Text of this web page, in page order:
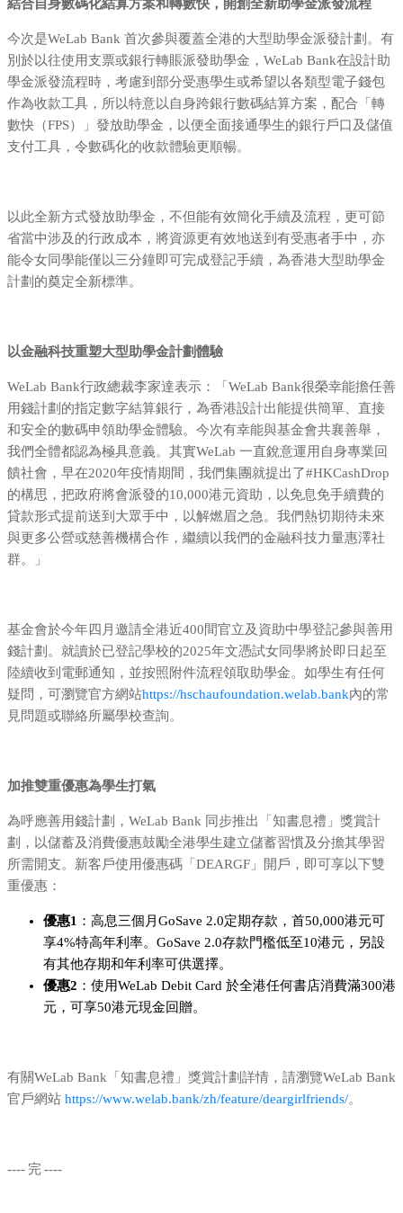
結合自身數碼化結算方案和轉數快，開創全新助學金派發流程
今次是WeLab Bank 首次參與覆蓋全港的大型助學金派發計劃。有
別於以往使用支票或銀行轉賬派發助學金，WeLab Bank在設計助
學金派發流程時，考慮到部分受惠學生或希望以各類型電子錢包
作為收款工具，所以特意以自身跨銀行數碼結算方案，配合「轉
數快（FPS）」發放助學金，以便全面接通學生的銀行戶口及儲值
支付工具，令數碼化的收款體驗更順暢。
以此全新方式發放助學金，不但能有效簡化手續及流程，更可節
省當中涉及的行政成本，將資源更有效地送到有受惠者手中，亦
能令女同學能僅以三分鐘即可完成登記手續，為香港大型助學金
計劃的奠定全新標準。
以金融科技重塑大型助學金計劃體驗
WeLab Bank行政總裁李家達表示：「WeLab Bank很榮幸能擔任善
用錢計劃的指定數字結算銀行，為香港設計出能提供簡單、直接
和安全的數碼申領助學金體驗。今次有幸能與基金會共襄善舉，
我們全體都認為極具意義。其實WeLab 一直銳意運用自身專業回
饋社會，早在2020年疫情期間，我們集團就提出了#HKCashDrop
的構思，把政府將會派發的10,000港元資助，以免息免手續費的
貸款形式提前送到大眾手中，以解燃眉之急。我們熱切期待未來
與更多公營或慈善機構合作，繼續以我們的金融科技力量惠澤社
群。」
基金會於今年四月邀請全港近400間官立及資助中學登記參與善用
錢計劃。就讀於已登記學校的2025年文憑試女同學將於即日起至
陸續收到電郵通知，並按照附件流程領取助學金。如學生有任何
疑問，可瀏覽官方網站https://hschaufoundation.welab.bank內的常
見問題或聯絡所屬學校查詢。
加推雙重優惠為學生打氣
為呼應善用錢計劃，WeLab Bank 同步推出「知書息禮」獎賞計
劃，以儲蓄及消費優惠鼓勵全港學生建立儲蓄習慣及分擔其學習
所需開支。新客戶使用優惠碼「DEARGF」開戶，即可享以下雙
重優惠：
優惠1 ：高息三個月GoSave 2.0定期存款，首50,000港元可
享4%特高年利率。GoSave 2.0存款門檻低至10港元，另設
有其他存期和年利率可供選擇。
優惠2 ：使用WeLab Debit Card 於全港任何書店消費滿300港
元，可享50港元現金回贈。
有關WeLab Bank「知書息禮」獎賞計劃詳情，請瀏覽WeLab Bank
官戶網站 https://www.welab.bank/zh/feature/deargirlfriends/。
---- 完 ----